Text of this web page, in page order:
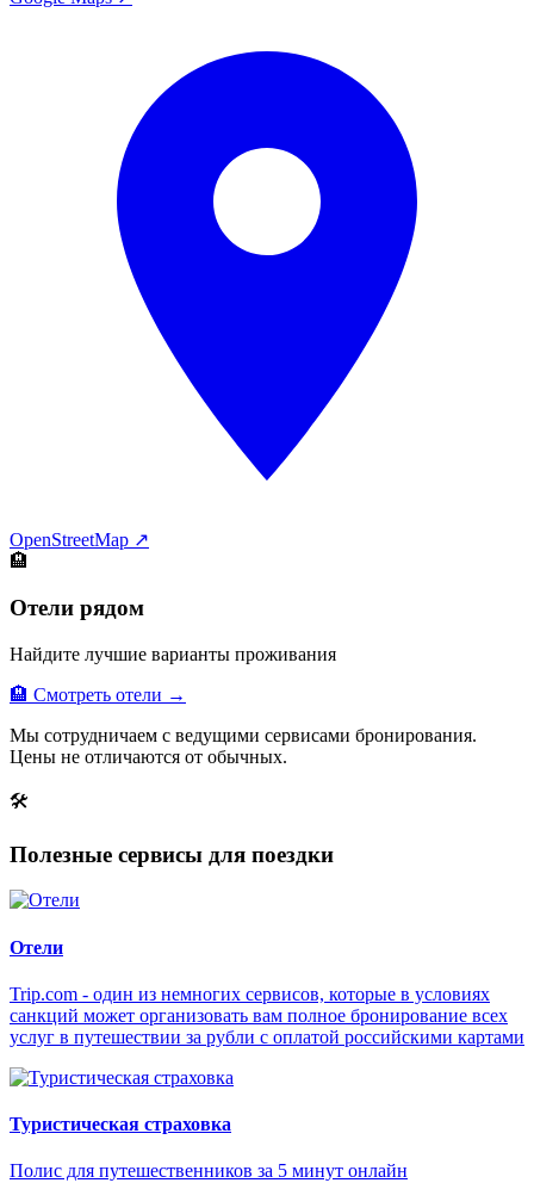
OpenStreetMap ↗
🏨
Отели рядом
Найдите лучшие варианты проживания
🏨 Смотреть отели →
Мы сотрудничаем с ведущими сервисами бронирования.
Цены не отличаются от обычных.
🛠
Полезные сервисы для поездки
Отели
Trip.com - один из немногих сервисов, которые в условиях
санкций может организовать вам полное бронирование всех
услуг в путешествии за рубли с оплатой российскими картами
Туристическая страховка
Полис для путешественников за 5 минут онлайн